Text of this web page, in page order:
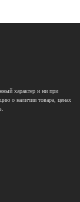
характер и ни при
о наличии товара, ценах